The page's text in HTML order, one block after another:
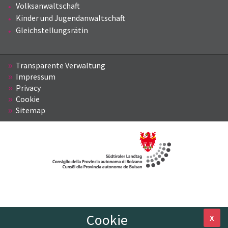
Volksanwaltschaft
Kinder und Jugendanwaltschaft
Gleichstellungsrätin
Transparente Verwaltung
Impressum
Privacy
Cookie
Sitemap
X
Cookie